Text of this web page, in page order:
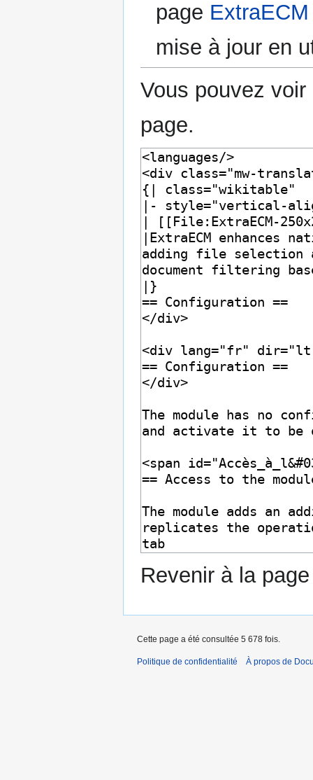
page ExtraECM
mise à jour en
Vous pouvez
page.
Revenir à la
Cette page a été consultée 5 678 fois.
Politique de confidentialité À propos de